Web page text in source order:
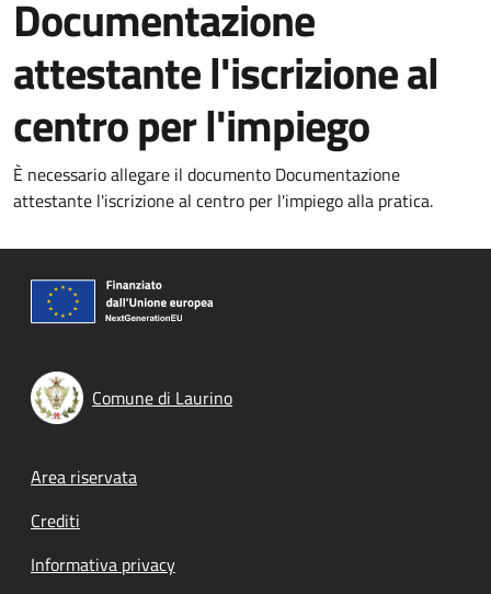
Documentazione
attestante l'iscrizione al
centro per l'impiego
È necessario allegare il documento Documentazione
attestante l'iscrizione al centro per l'impiego alla pratica.
Comune di Laurino
Footer menu
Area riservata
Crediti
Informativa privacy